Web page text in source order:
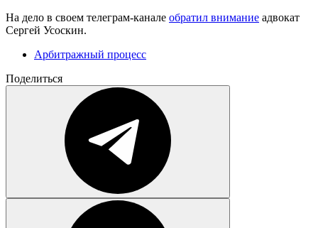
На дело в своем телеграм-канале обратил внимание адвокат
Сергей Усоскин.
Арбитражный процесс
Поделиться